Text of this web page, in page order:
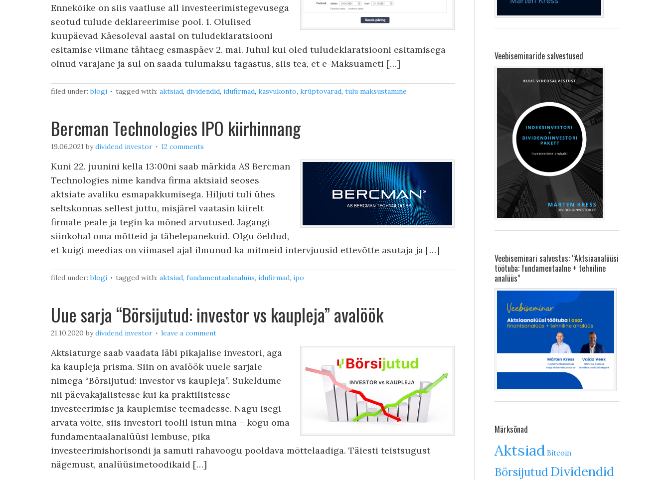
Ennekõike on siis vaatluse all investeerimistegevusega
seotud tulude deklareerimise pool. 1. Olulised
kuupäevad Käesoleval aastal on tuludeklaratsiooni
esitamise viimane tähtaeg esmaspäev 2. mai. Juhul kui oled tuludeklaratsiooni esitamisega
olnud varajane ja sul on saada tulumaksu tagastus, siis tea, et e-Maksuameti […]
filed under:blogi tagged with: aktsiad, dividendid, idufirmad, kasvukonto, krüptovarad, tulu maksustamine
Bercman Technologies IPO kiirhinnang
19.06.2021 bydividend investor 12 comments
Kuni 22. juunini kella 13:00ni saab märkida AS Bercman
Technologies nime kandva firma aktsiaid seoses
aktsiate avaliku esmapakkumisega. Hiljuti tuli ühes
seltskonnas sellest juttu, misjärel vaatasin kiirelt
firmale peale ja tegin ka mõned arvutused. Jagangi
siinkohal oma mõtteid ja tähelepanekuid. Olgu öeldud,
et kuigi meedias on viimasel ajal ilmunud ka mitmeid intervjuusid ettevõtte asutaja ja […]
filed under:blogi tagged with: aktsiad, fundamentaalanalüüs, idufirmad, ipo
Uue sarja “Börsijutud: investor vs kaupleja” avalöök
21.10.2020 bydividend investor leave a comment
Aktsiaturge saab vaadata läbi pikajalise investori, aga
ka kaupleja prisma. Siin on avalöök uuele sarjale
nimega “Börsijutud: investor vs kaupleja”. Sukeldume
nii päevakajalistesse kui ka praktilistesse
investeerimise ja kauplemise teemadesse. Nagu isegi
arvata võite, siis investori toolil istun mina – kogu oma
fundamentaalanalüüsi lembuse, pika
investeerimishorisondi ja samuti rahavoogu pooldava mõttelaadiga. Täiesti teistsugust
nägemust, analüüsimetoodikaid […]
Veebiseminaride salvestused
Veebiseminari salvestus: “Aktsiaanalüüsi
töötuba: fundamentaalne + tehniline
analüüs”
Märksõnad
Aktsiad Bitcoin
Börsijutud Dividendid